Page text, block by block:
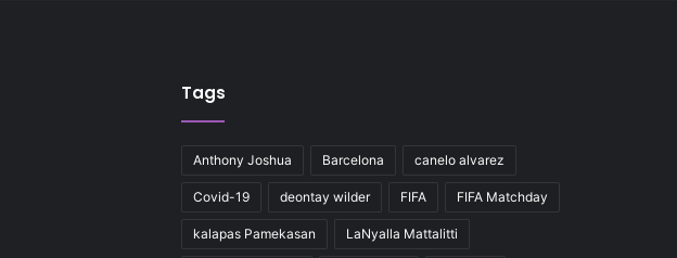
Tags
Anthony Joshua Barcelona canelo alvarez
Covid-19 deontay wilder FIFA FIFA Matchday
kalapas Pamekasan LaNyalla Mattalitti